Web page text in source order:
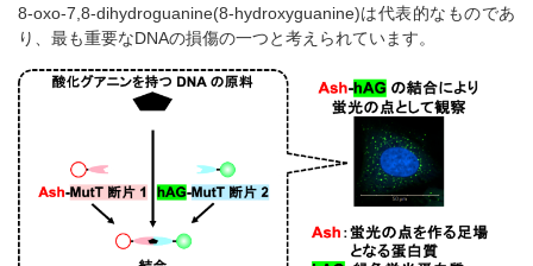
8-oxo-7,8-dihydroguanine(8-hydroxyguanine)は代表的なものであ
り、最も重要なDNAの損傷の一つと考えられています。